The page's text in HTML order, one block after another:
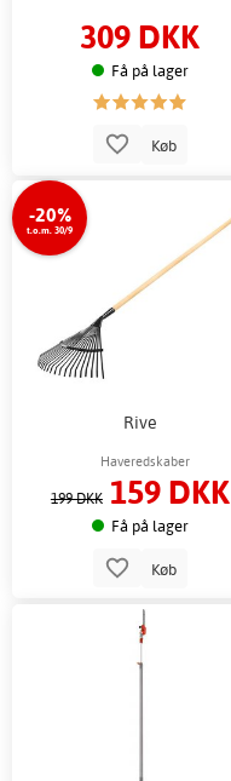
309 DKK
Få på lager
Køb
-20%
t.o.m. 30/9
Rive
Haveredskaber
199 DKK 159 DKK
Få på lager
Køb